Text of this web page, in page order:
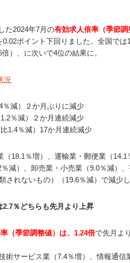
た2024年7月の有効求人倍率（季節
0.02ポイント下回りました。全国では
）、に次いで4位の結果に。
況
減）２か月ぶりに減少
％減）２か月連続減少
1.4％減）17か月連続減少
18.1％増）、運輸業・郵便業（14.1
％減）、卸売業・小売業（9.0％減）
されないもの）（19.6％減）で減少し
％どちらも先月より上昇
（季節調整値）は、1.24倍で先月よ
術サービス業（7.4％増）、情報通信